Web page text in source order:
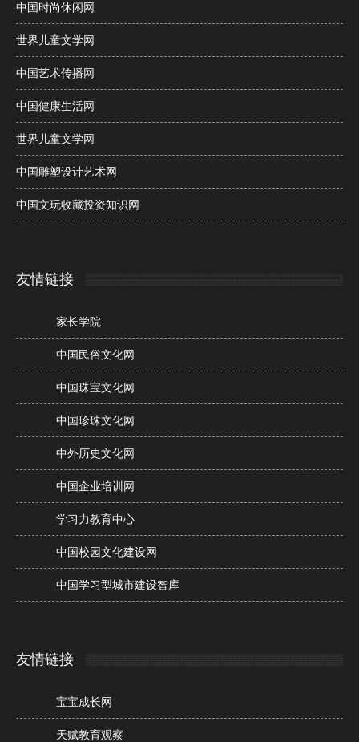
中国时尚休闲网
世界儿童文学网
中国艺术传播网
中国健康生活网
世界儿童文学网
中国雕塑设计艺术网
中国文玩收藏投资知识网
友情链接
家长学院
中国民俗文化网
中国珠宝文化网
中国珍珠文化网
中外历史文化网
中国企业培训网
学习力教育中心
中国校园文化建设网
中国学习型城市建设智库
友情链接
宝宝成长网
天赋教育观察